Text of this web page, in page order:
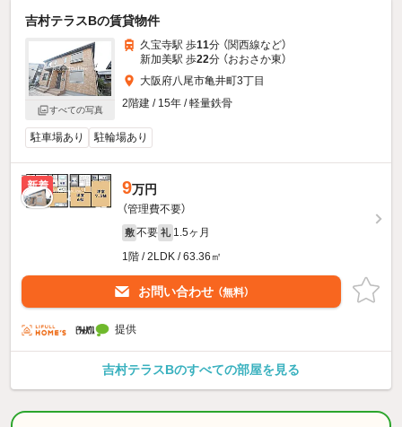
吉村テラスBの賃貸物件
すべての写真
久宝寺駅 歩11分 （関西線など）
新加美駅 歩22分 （おおさか東）
大阪府八尾市亀井町3丁目
2階建 / 15年 / 軽量鉄骨
駐車場あり 駐輪場あり
新着 9万円
（管理費不要）
敷 不要 礼 1.5ヶ月
1階 / 2LDK / 63.36㎡
お問い合わせ （無料）
提供
吉村テラスBのすべての部屋を見る